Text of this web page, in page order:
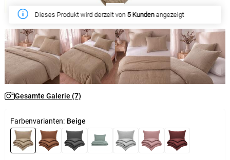
Dieses Produkt wird derzeit von 5 Kundenangezeigt
Diese Woche haben10 Kundengekauft
Gesamte Galerie (7)
Farbenvarianten: Beige